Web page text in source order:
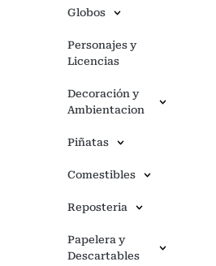
Globos
Personajes y
Licencias
Decoración y
Ambientacion
Piñatas
Comestibles
Reposteria
Papelera y
Descartables